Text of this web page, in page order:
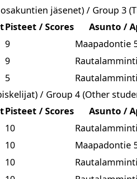
jäsenet) / Group 3
Pisteet / Scores
Asunto /
9
Maapadontie
9
5
/ Group 4 (Other
Pisteet / Scores
Asunto /
10
10
Maapadontie
10